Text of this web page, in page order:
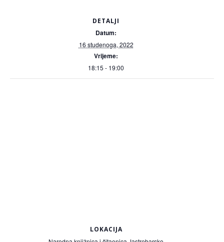
DETALJI
Datum:
16 studenoga, 2022
Vrijeme:
18:15 - 19:00
LOKACIJA